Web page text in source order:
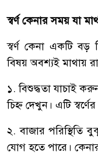
স্বর্ণ কেনার সময় যা
স্বর্ণ কেনা একটি
বিষয় অবশ্যই মাথায়
১. বিশুদ্ধতা যাচাই
চিহ্ন দেখুন। এটি
২. বাজার পরিস্থিতি
যোগ হতে পারে।